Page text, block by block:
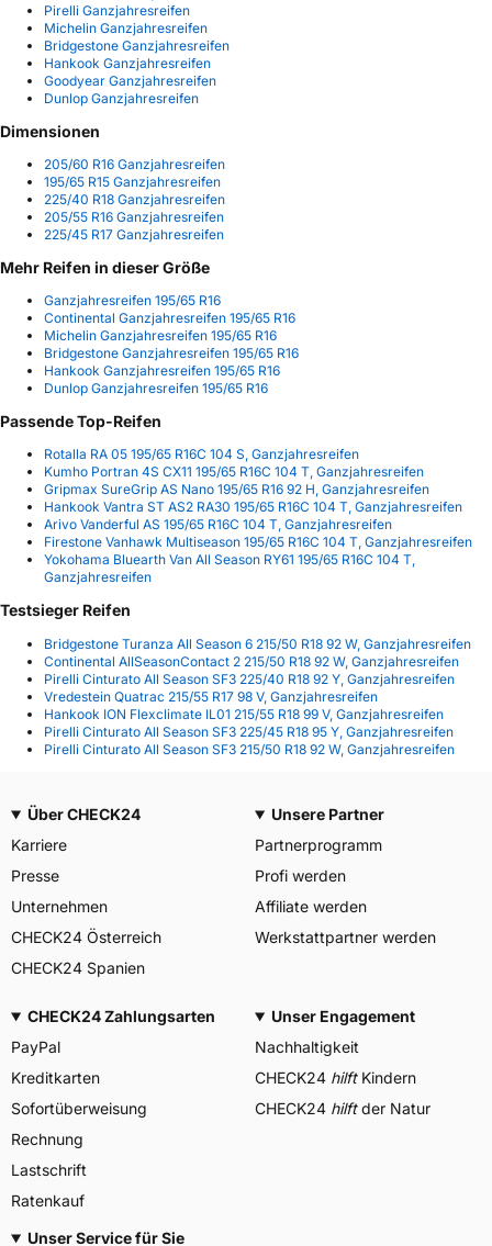
Pirelli Ganzjahresreifen
Michelin Ganzjahresreifen
Bridgestone Ganzjahresreifen
Hankook Ganzjahresreifen
Goodyear Ganzjahresreifen
Dunlop Ganzjahresreifen
Dimensionen
205/60 R16 Ganzjahresreifen
195/65 R15 Ganzjahresreifen
225/40 R18 Ganzjahresreifen
205/55 R16 Ganzjahresreifen
225/45 R17 Ganzjahresreifen
Mehr Reifen in dieser Größe
Ganzjahresreifen 195/65 R16
Continental Ganzjahresreifen 195/65 R16
Michelin Ganzjahresreifen 195/65 R16
Bridgestone Ganzjahresreifen 195/65 R16
Hankook Ganzjahresreifen 195/65 R16
Dunlop Ganzjahresreifen 195/65 R16
Passende Top-Reifen
Rotalla RA 05 195/65 R16C 104 S, Ganzjahresreifen
Kumho Portran 4S CX11 195/65 R16C 104 T, Ganzjahresreifen
Gripmax SureGrip AS Nano 195/65 R16 92 H, Ganzjahresreifen
Hankook Vantra ST AS2 RA30 195/65 R16C 104 T, Ganzjahresreifen
Arivo Vanderful AS 195/65 R16C 104 T, Ganzjahresreifen
Firestone Vanhawk Multiseason 195/65 R16C 104 T, Ganzjahresreifen
Yokohama Bluearth Van All Season RY61 195/65 R16C 104 T,
Ganzjahresreifen
Testsieger Reifen
Bridgestone Turanza All Season 6 215/50 R18 92 W, Ganzjahresreifen
Continental AllSeasonContact 2 215/50 R18 92 W, Ganzjahresreifen
Pirelli Cinturato All Season SF3 225/40 R18 92 Y, Ganzjahresreifen
Vredestein Quatrac 215/55 R17 98 V, Ganzjahresreifen
Hankook ION Flexclimate IL01 215/55 R18 99 V, Ganzjahresreifen
Pirelli Cinturato All Season SF3 225/45 R18 95 Y, Ganzjahresreifen
Pirelli Cinturato All Season SF3 215/50 R18 92 W, Ganzjahresreifen
Über CHECK24
Karriere
Presse
Unternehmen
CHECK24 Österreich
CHECK24 Spanien
Unsere Partner
Partnerprogramm
Profi werden
Affiliate werden
Werkstattpartner werden
CHECK24 Zahlungsarten
PayPal
Kreditkarten
Sofortüberweisung
Rechnung
Lastschrift
Ratenkauf
Unser Engagement
Nachhaltigkeit
CHECK24 hilftKindern
CHECK24 hilftder Natur
Unser Service für Sie